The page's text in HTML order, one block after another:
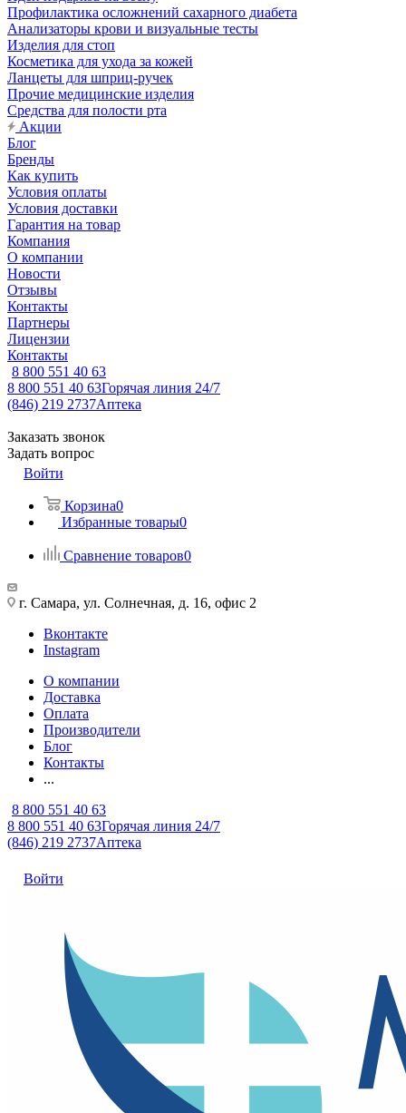
Профилактика осложнений сахарного диабета
Анализаторы крови и визуальные тесты
Изделия для стоп
Косметика для ухода за кожей
Ланцеты для шприц-ручек
Прочие медицинские изделия
Средства для полости рта
Акции
Блог
Бренды
Как купить
Условия оплаты
Условия доставки
Гарантия на товар
Компания
О компании
Новости
Отзывы
Контакты
Партнеры
Лицензии
Контакты
8 800 551 40 63
8 800 551 40 63Горячая линия 24/7
(846) 219 2737Аптека
Заказать звонок
Задать вопрос
Войти
Корзина0
Избранные товары0
Сравнение товаров0
г. Самара, ул. Солнечная, д. 16, офис 2
Вконтакте
Instagram
О компании
Доставка
Оплата
Производители
Блог
Контакты
...
8 800 551 40 63
8 800 551 40 63Горячая линия 24/7
(846) 219 2737Аптека
Войти